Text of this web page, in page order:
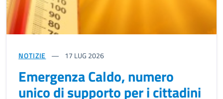
NOTIZIE 17 LUG 2026
Emergenza Caldo, numero
unico di supporto per i cittadini